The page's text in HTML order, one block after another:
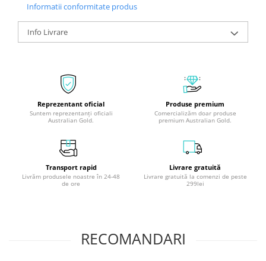
Află mai mult despre ingredientele lotiunilor SPF
Stiati ca:
aceasta este un gel pentru protectie solara
marca Australian Gold din gama SPF
maini dupa utilizare.
Informatii conformitate produs
Info Livrare
Reprezentant oficial
Suntem reprezentanți oficiali
Australian Gold.
Produse premium
Comercializăm doar produse
premium Australian Gold.
Transport rapid
Livrăm produsele noastre în 24-48
de ore
Livrare gratuită
Livrare gratuită la comenzi de peste
299lei
RECOMANDARI